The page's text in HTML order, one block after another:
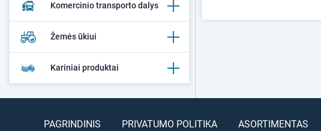
Komercinio transporto dalys
Žemės ūkiui
Kariniai produktai
PAGRINDINIS PRIVATUMO POLITIKA ASORTIMENTAS